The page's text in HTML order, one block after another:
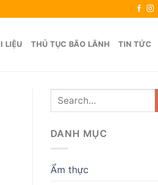
LIỆU THỦ TỤC BÃO LÃNH TIN TỨC
DANH MỤC
Ẩm thực